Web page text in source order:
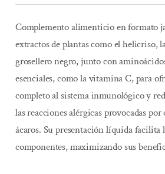
Complemento alimenticio en formato
extractos de plantas como el helicriso,
grosellero negro, junto con
esenciales, como la vitamina C, para
completo al sistema inmunológico y
las reacciones alérgicas provocadas
ácaros. Su presentación líquida facilita
componentes, maximizando sus